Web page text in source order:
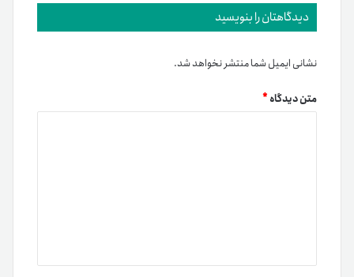
دیدگاهتان را بنویسید
نشانی ایمیل شما منتشر نخواهد شد.
متن دیدگاه*